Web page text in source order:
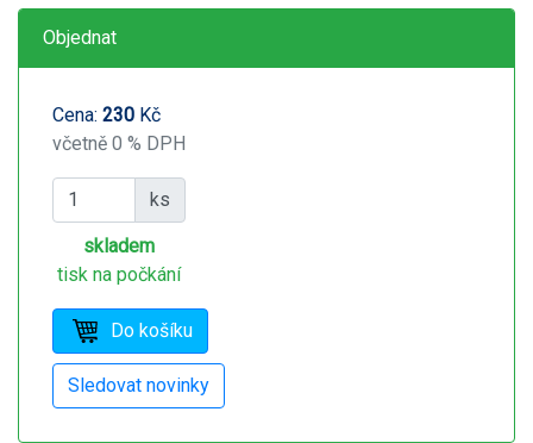
Objednat
Cena: 230 Kč
včetně 0 % DPH
ks
skladem
tisk na počkání